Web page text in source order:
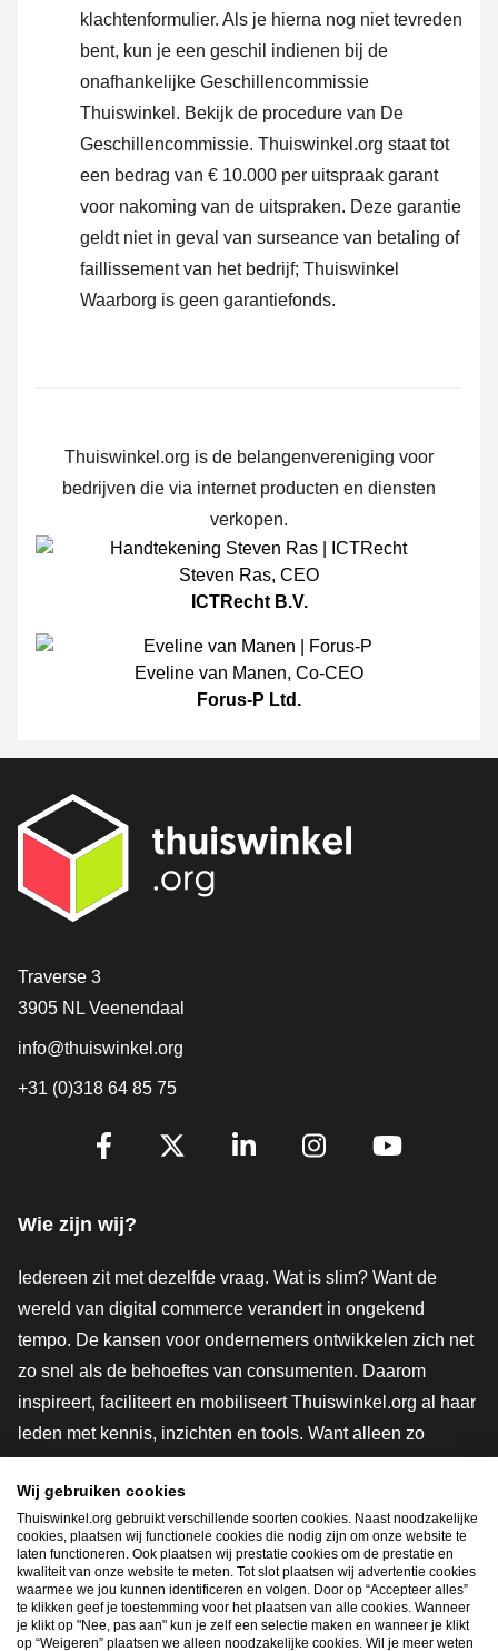
klachtenformulier. Als je hierna nog niet tevreden
bent, kun je een geschil indienen bij de
onafhankelijke Geschillencommissie
Thuiswinkel. Bekijk de procedure van De
Geschillencommissie. Thuiswinkel.org staat tot
een bedrag van € 10.000 per uitspraak garant
voor nakoming van de uitspraken. Deze garantie
geldt niet in geval van surseance van betaling of
faillissement van het bedrijf; Thuiswinkel
Waarborg is geen garantiefonds.
Thuiswinkel.org is de belangenvereniging voor
bedrijven die via internet producten en diensten
verkopen.
Steven Ras, CEO
ICTRecht B.V.
Eveline van Manen, Co-CEO
Forus-P Ltd.
Contact
Traverse 3
3905 NL Veenendaal
info@thuiswinkel.org
+31 (0)318 64 85 75
Volg je ons al?
Wie zijn wij?
Iedereen zit met dezelfde vraag. Wat is slim? Want de
wereld van digital commerce verandert in ongekend
tempo. De kansen voor ondernemers ontwikkelen zich net
zo snel als de behoeftes van consumenten. Daarom
inspireert, faciliteert en mobiliseert Thuiswinkel.org al haar
leden met kennis, inzichten en tools. Want alleen zo
innovatievere toekomst. Dus groei ook mee en maak
shoppen slimmer.
Lid worden
Wij gebruiken cookies
Thuiswinkel.org gebruikt verschillende soorten cookies. Naast noodzakelijke
cookies, plaatsen wij functionele cookies die nodig zijn om onze website te
laten functioneren. Ook plaatsen wij prestatie cookies om de prestatie en
kwaliteit van onze website te meten. Tot slot plaatsen wij advertentie cookies
waarmee we jou kunnen identificeren en volgen. Door op “Accepteer alles”
te klikken geef je toestemming voor het plaatsen van alle cookies. Wanneer
je klikt op "Nee, pas aan" kun je zelf een selectie maken en wanneer je klikt
op “Weigeren” plaatsen we alleen noodzakelijke cookies. Wil je meer weten